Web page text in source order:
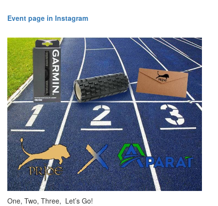
Event page in Instagram
One, Two, Three, Let’s Go!